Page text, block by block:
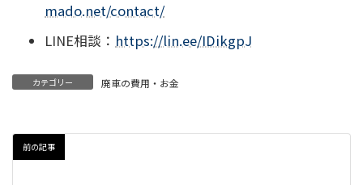
mado.net/contact/
LINE相談： https://lin.ee/IDikgpJ
カテゴリー 廃車の費用・お金
前の記事